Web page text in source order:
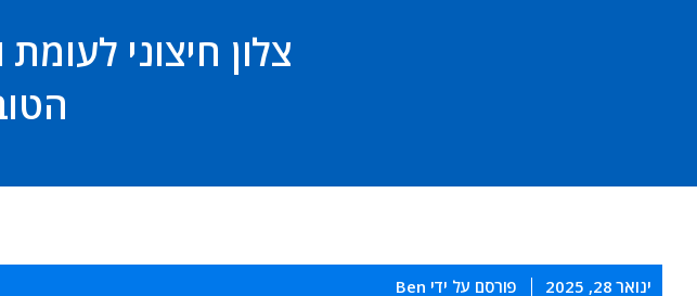
צלון חיצוני
ינואר 28, 2025 פורסם על ידי